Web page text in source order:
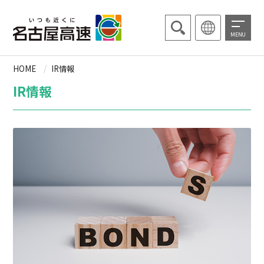
MENU
HOME IR情報
IR情報